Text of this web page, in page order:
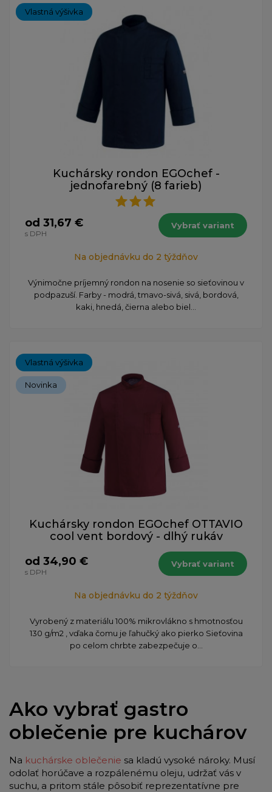
Vlastná výšivka
Kuchársky rondon EGOchef -
jednofarebný (8 farieb)
od 31,67 €
s DPH
Vybrať variant
Na objednávku do 2 týždňov
Výnimočne príjemný rondon na nosenie so sieťovinou v
podpazuší. Farby - modrá, tmavo-sivá, sivá, bordová,
kaki, hnedá, čierna alebo biel...
Vlastná výšivka
Novinka
Kuchársky rondon EGOchef OTTAVIO
cool vent bordový - dlhý rukáv
od 34,90 €
s DPH
Vybrať variant
Na objednávku do 2 týždňov
​Vyrobený z materiálu 100% mikrovlákno s hmotnosťou
130 g/m2 , vďaka čomu je ľahučký ako pierko Sieťovina
po celom chrbte zabezpečuje o...
Ako vybrať gastro
oblečenie pre kuchárov
Na kuchárske oblečenie sa kladú vysoké nároky. Musí
odolať horúčave a rozpálenému oleju, udržať vás v
suchu, a pritom stále pôsobiť reprezentatívne pre